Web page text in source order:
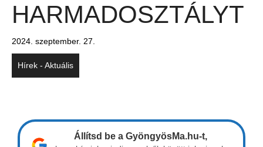
HARMADOSZTÁLYT
2024. szeptember. 27.
Hírek - Aktuális
Állítsd be a GyöngyösMa.hu-t,